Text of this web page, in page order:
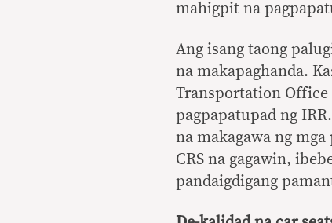
mahigpit na
Ang isang taong
na makapaghanda.
Transportation Office
pagpapatupad ng
na makagawa ng
CRS na gagawin,
pandaigdigang